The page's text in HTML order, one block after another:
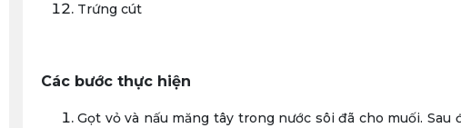
Trứng cút
Các bước thực hiện
Gọt vỏ và nấu măng tây trong nước sôi đã cho muối.